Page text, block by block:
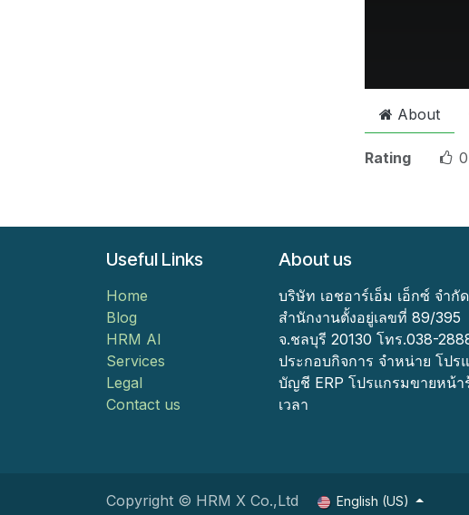
About
Rating 0
Useful Links
Home
Blog
HRM AI
Services
Legal
Contact us
About us
บริษัท เอชอาร์เอ็ม เอ็กซ์ จำกัด
สำนักงานตั้งอยู่เลขที่ 89/
จ.ชลบุรี 20130 โทร.038-
ประกอบกิจการ จำหน่าย โปร
บัญชี ERP โปรแกรมขายหน้
เวลา
Copyright © HRM X Co.,Ltd English (US)